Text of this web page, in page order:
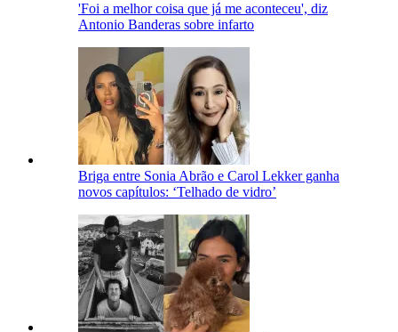
'Foi a melhor coisa que já me aconteceu', diz
Antonio Banderas sobre infarto
Briga entre Sonia Abrão e Carol Lekker ganha
novos capítulos: ‘Telhado de vidro’